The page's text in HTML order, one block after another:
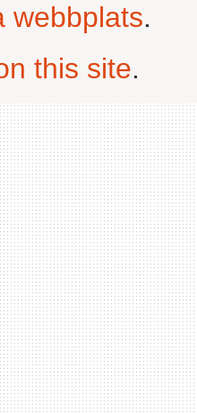
webbplats.
this site.